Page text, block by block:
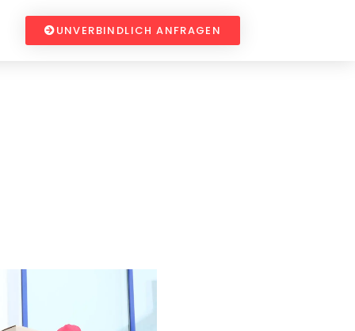
UNVERBINDLICH ANFRAGEN